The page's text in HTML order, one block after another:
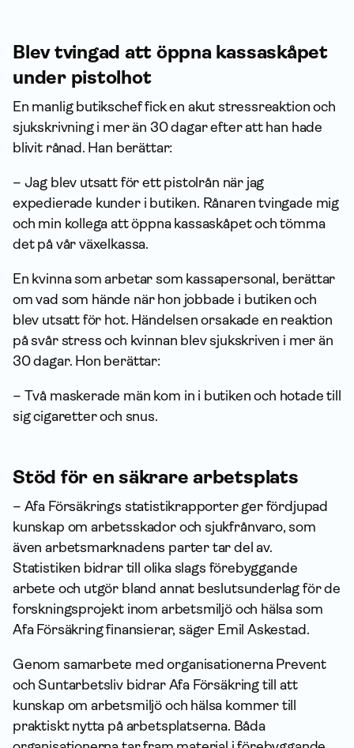
Blev tvingad att öppna kassaskåpet
under pistolhot
En manlig butikschef fick en akut stressreaktion och
sjukskrivning i mer än 30 dagar efter att han hade
blivit rånad. Han berättar:
– Jag blev utsatt för ett pistolrån när jag
expedierade kunder i butiken. Rånaren tvingade mig
och min kollega att öppna kassaskåpet och tömma
det på vår växelkassa.
En kvinna som arbetar som kassapersonal, berättar
om vad som hände när hon jobbade i butiken och
blev utsatt för hot. Händelsen orsakade en reaktion
på svår stress och kvinnan blev sjukskriven i mer än
30 dagar. Hon berättar:
– Två maskerade män kom in i butiken och hotade till
sig cigaretter och snus.
Stöd för en säkrare arbetsplats
– Afa Försäkrings statistikrapporter ger fördjupad
kunskap om arbetsskador och sjukfrånvaro, som
även arbetsmarknadens parter tar del av.
Statistiken bidrar till olika slags förebyggande
arbete och utgör bland annat beslutsunderlag för de
forskningsprojekt inom arbetsmiljö och hälsa som
Afa Försäkring finansierar, säger Emil Askestad.
Genom samarbete med organisationerna Prevent
och Suntarbetsliv bidrar Afa Försäkring till att
kunskap om arbetsmiljö och hälsa kommer till
praktiskt nytta på arbetsplatserna. Båda